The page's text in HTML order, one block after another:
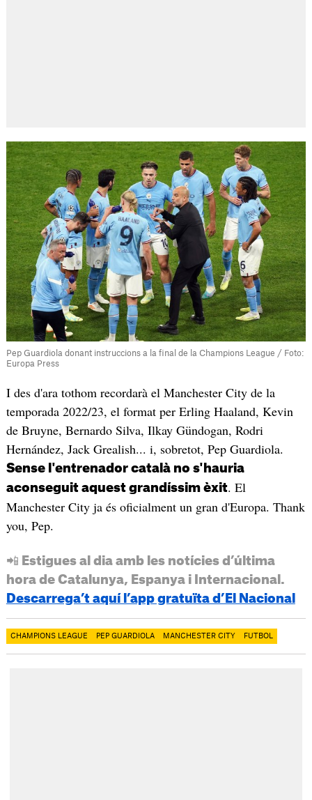
Pep Guardiola donant instruccions a la final de la Champions League / Foto:
Europa Press
I des d'ara tothom recordarà el Manchester City de la
temporada 2022/23, el format per Erling Haaland, Kevin
de Bruyne, Bernardo Silva, Ilkay Gündogan, Rodri
Hernández, Jack Grealish... i, sobretot, Pep Guardiola.
Sense l'entrenador català no s'hauria
aconseguit aquest grandíssim èxit. El
Manchester City ja és oficialment un gran d'Europa. Thank
you, Pep.
📲 Estigues al dia amb les notícies d’última
hora de Catalunya, Espanya i Internacional.
Descarrega’t aquí l’app gratuïta d’El Nacional
CHAMPIONS LEAGUE PEP GUARDIOLA MANCHESTER CITY FUTBOL